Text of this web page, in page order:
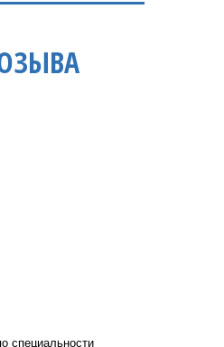
специальности